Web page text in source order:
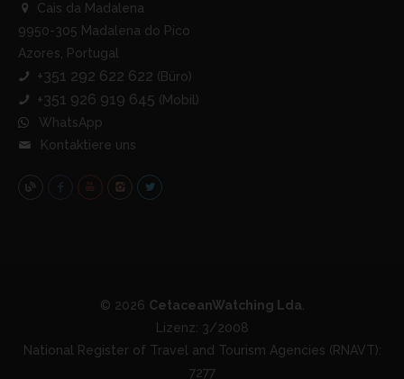
Cais da Madalena
9950-305 Madalena do Pico
Azores, Portugal
+351 292 622 622 (Büro)
+351 926 919 645 (Mobil)
WhatsApp
Kontaktiere uns
© 2026 CetaceanWatching Lda.
Lizenz: 3/2008
National Register of Travel and Tourism Agencies (RNAVT):
7277